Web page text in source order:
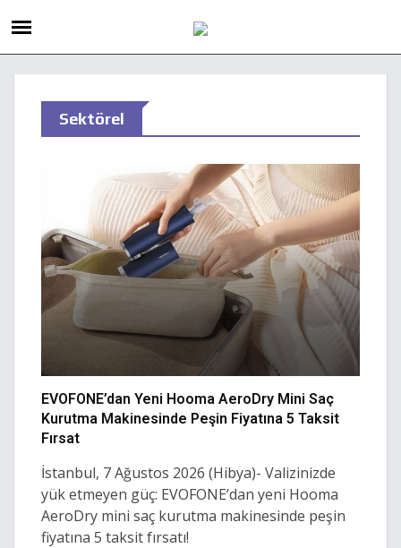
Sektörel
EVOFONE’dan Yeni Hooma AeroDry Mini Saç
Kurutma Makinesinde Peşin Fiyatına 5 Taksit
Fırsat
İstanbul, 7 Ağustos 2026 (Hibya)- Valizinizde
yük etmeyen güç: EVOFONE’dan yeni Hooma
AeroDry mini saç kurutma makinesinde peşin
fiyatına 5 taksit fırsatı!